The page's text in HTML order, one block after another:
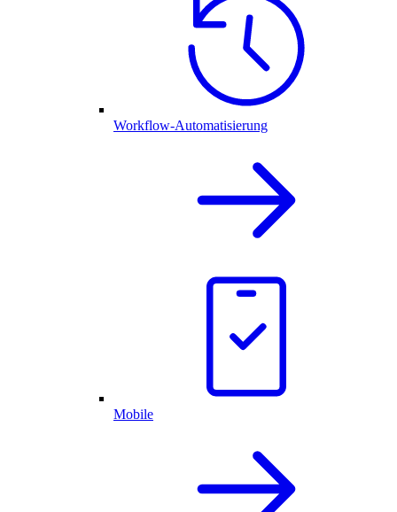
Workflow-Automatisierung
Mobile